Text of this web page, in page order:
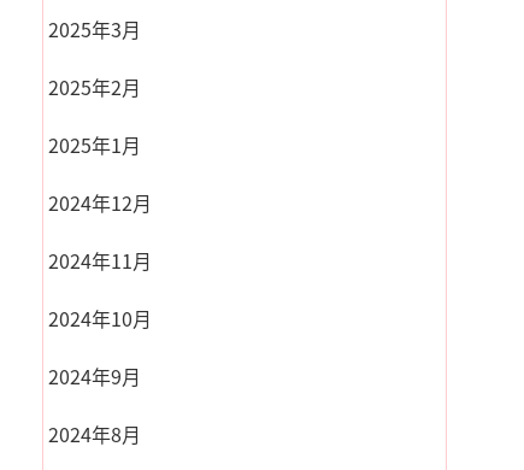
2025年3月
2025年2月
2025年1月
2024年12月
2024年11月
2024年10月
2024年9月
2024年8月